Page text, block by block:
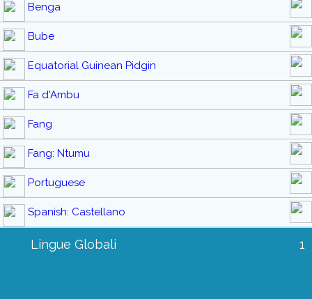
Benga
Bube
Equatorial Guinean Pidgin
Fa d'Ambu
Fang
Fang: Ntumu
Portuguese
Spanish: Castellano
Lingue Globali 1